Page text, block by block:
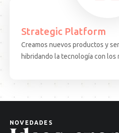
Strategic Platform
Creamos nuevos productos y
hibridando la tecnología con los
NOVEDADES
ARTICULO 15.08.25
soluciones
un
paradigma